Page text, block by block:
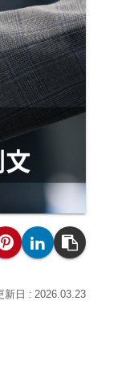
2026.03.23